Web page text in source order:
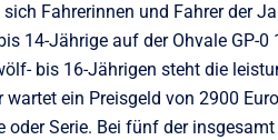
sich Fahrerinnen und Fahrer der
14-Jährige auf der Ohvale GP-
bis 16-Jährigen steht die
ein Preisgeld von 2900
oder Serie. Bei fünf der